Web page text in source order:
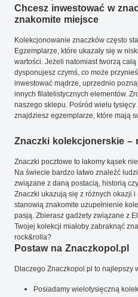
Chcesz inwestować w
znakomite miejsce
Kolekcjonowanie znaczków często
Egzemplarze, które ukazały się w
wartości. Jeżeli natomiast tworzą
dysponujesz czymś, co może
inwestować mądrze, uprzednio
innych filatelistycznych elementów.
naszego sklepu. Pośród wielu
znajdziesz egzemplarze, które mają
Znaczki kolekcjonerskie –
Znaczki pocztowe to łakomy kąsek
Na świecie bardzo łatwo znaleźć
związane z daną postacią, historią
Znaczki ukazują się z różnych okazji
stanowią znakomite uzupełnienie
pasją. Zbierasz gadżety związane z
Twojej kolekcji miałoby zabraknąć
rock&rolla?
Postaw na Znaczkopol.pl
Dlaczego Znaczkopol.pl to najlepszy
Posiadamy wielotysięczną